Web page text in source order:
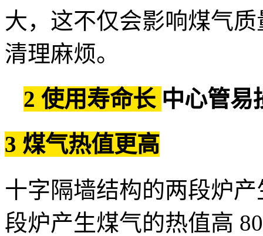
大，这不仅会影响煤气
清理麻烦。
2 使用寿命长 中心管易
3 煤气热值更高
十字隔墙结构的两段炉
段炉产生煤气的热值高